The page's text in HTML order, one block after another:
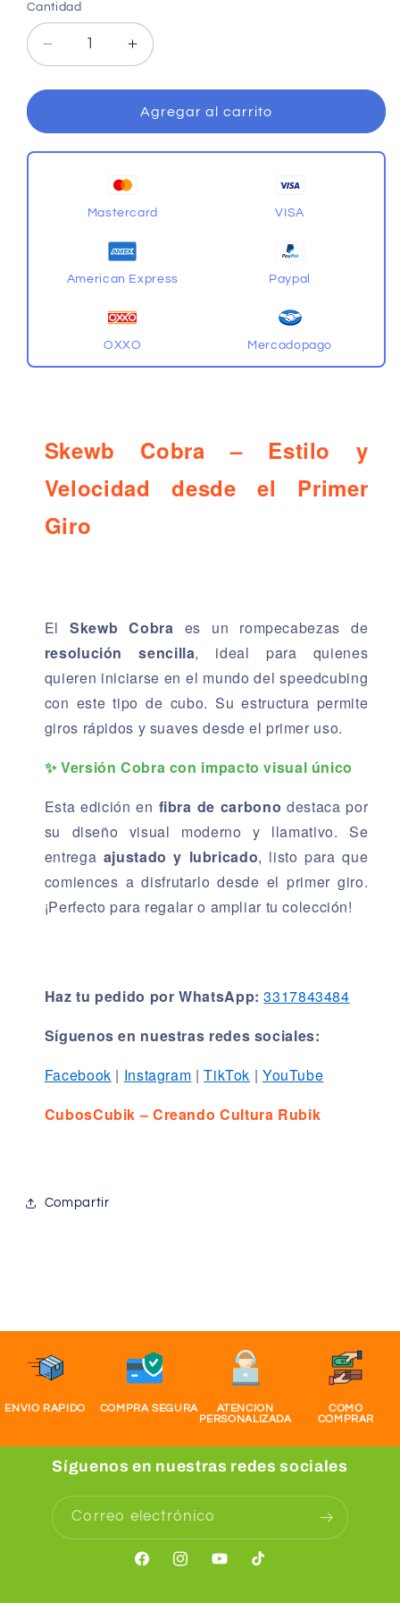
Cantidad
Cantidad
Reducir
cantidad
para
Skewb
Aumentar
cantidad
para
Cobra
Skewb
Agregar al carrito
Mastercard VISA
American Express Paypal
OXXO Mercadopago
Skewb Cobra – Estilo y
Velocidad desde el Primer
Giro
ElSkewb Cobra es un rompecabezas de
resolución sencilla, ideal para quienes
quieren iniciarse en el mundo del speedcubing
con este tipo de cubo. Su estructura permite
giros rápidos y suaves desde el primer uso.
✨ Versión Cobra con impacto visual único
Esta edición en fibra de carbono destaca por
su diseño visual moderno y llamativo. Se
entrega ajustado y lubricado, listo para que
comiences a disfrutarlo desde el primer giro.
¡Perfecto para regalar o ampliar tu colección!
Haz tu pedido por WhatsApp: 3317843484
Síguenos en nuestras redes sociales:
Facebook | Instagram |TikTok | YouTube
CubosCubik – Creando Cultura Rubik
Compartir
ENVIO RAPIDO COMPRA SEGURA
ATENCION
PERSONALIZADA
COMO
COMPRAR
Síguenos en nuestras redes sociales
Correo electrónico
FacebookInstagramYouTubeTikTok